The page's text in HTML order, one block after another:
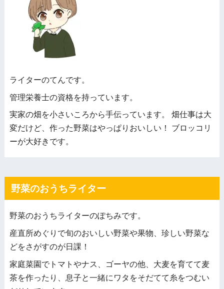
ライターのてんです。
管理栄養士の資格を持っています。
実家の畑を小さいころから手伝っています。 畑仕事は大
変だけど、作った野菜はやっぱりおいしい！ ブロッコリ
ーが大好きです。
野菜のおうちライター
野菜のおうちライターのぽちみです。
産直所めぐりで旬のおいしい野菜や果物、珍しい野菜な
どをさがすのが日課！
家庭菜園でトマトやナス、ゴーヤの他、大麦を育てて麦
茶を作ったり、息子と一緒にワタをそだてて糸をつむい